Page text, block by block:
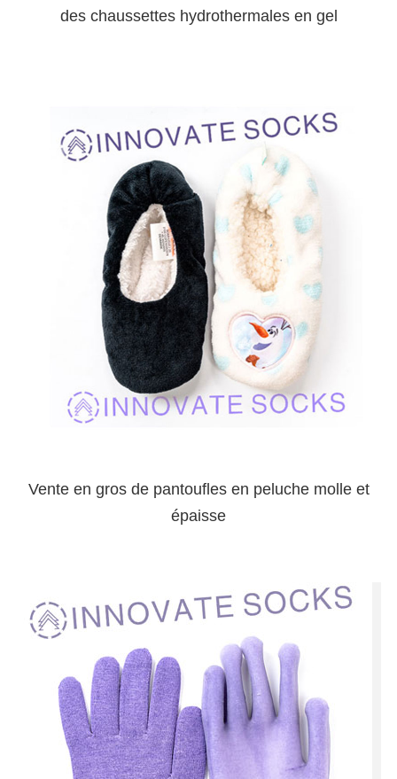
des chaussettes hydrothermales en gel
Vente en gros de pantoufles en peluche molle et
épaisse